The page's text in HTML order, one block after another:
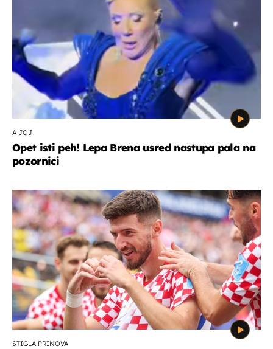
A JOJ
Opet isti peh! Lepa Brena usred nastupa pala na
pozornici
STIGLA PRINOVA